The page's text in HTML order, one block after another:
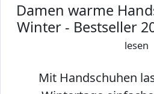
Damen warme
Winter - Bestseller
lesen
Mit Handschuhen